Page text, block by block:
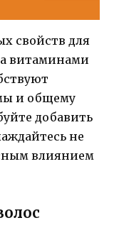
свойств для
витаминами
и общему
добавить
не
влиянием